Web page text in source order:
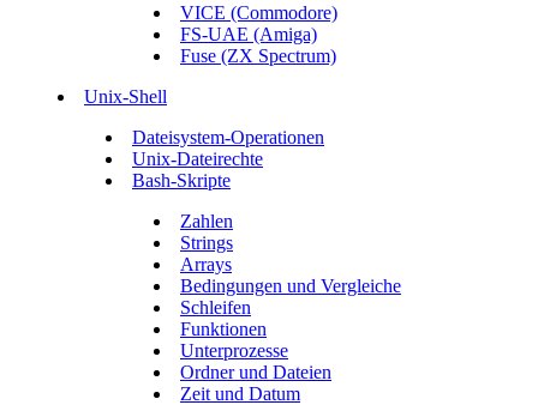
VICE (Commodore)
FS-UAE (Amiga)
Fuse (ZX Spectrum)
Unix-Shell
Dateisystem-Operationen
Unix-Dateirechte
Bash-Skripte
Zahlen
Strings
Arrays
Bedingungen und Vergleiche
Schleifen
Funktionen
Unterprozesse
Ordner und Dateien
Zeit und Datum